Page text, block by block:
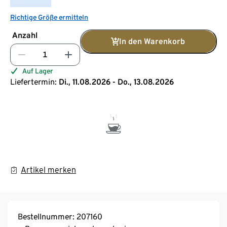
Richtige Größe ermitteln
Anzahl
In den Warenkorb
Auf Lager
Liefertermin: Di., 11.08.2026 - Do., 13.08.2026
Artikel merken
Bestellnummer: 207160